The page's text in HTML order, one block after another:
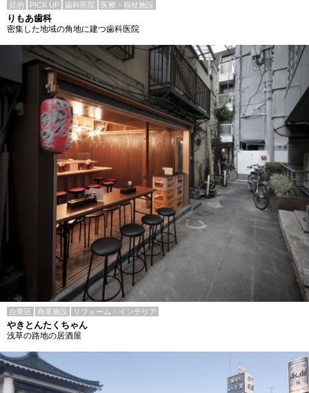
目的 PICK UP 歯科医院 医療・福祉施設
りもあ歯科
密集した地域の角地に建つ歯科医院
台東区 商業施設 リフォーム・インテリア
やきとんたくちゃん
浅草の路地の居酒屋